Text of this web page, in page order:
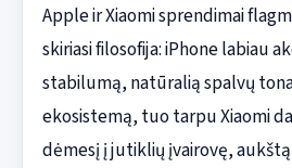
Apple ir Xiaomi sprendimai
skiriasi filosofija: iPhone labiau
stabilumą, natūralią spalvų
ekosistemą, tuo tarpu Xiaomi
dėmesį į jutiklių įvairovę,